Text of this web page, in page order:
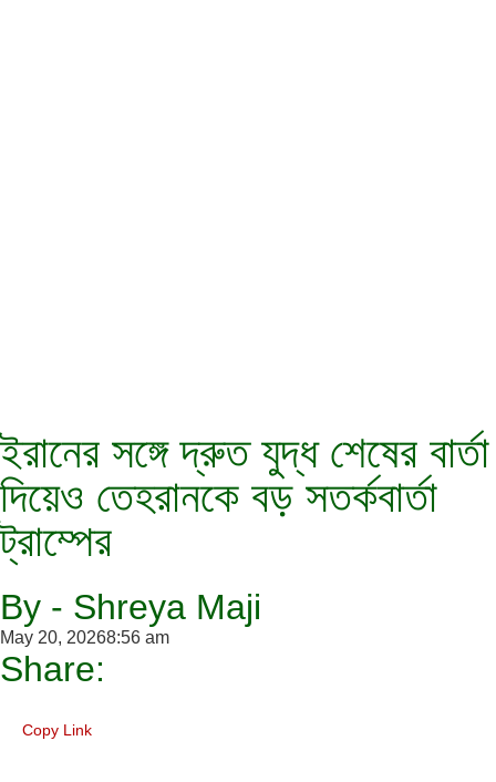
ইরানের সঙ্গে দ্রুত যুদ্ধ শেষের বার্তা
দিয়েও তেহরানকে বড় সতর্কবার্তা
ট্রাম্পের
By - Shreya Maji
May 20, 20268:56 am
Share:
Copy Link